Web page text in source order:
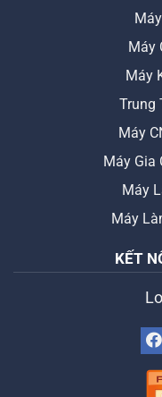
Máy
Máy
Trung
Máy
Máy Gia
Máy
Máy
KẾT